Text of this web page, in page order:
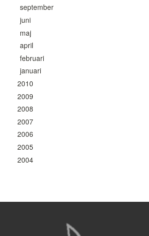
september
juni
maj
april
februari
januari
2010
2009
2008
2007
2006
2005
2004